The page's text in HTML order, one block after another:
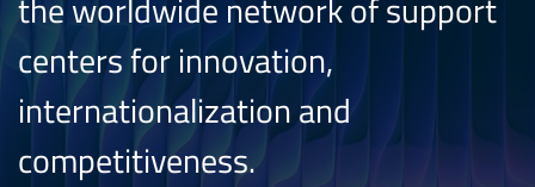
centers for innovation,
internationalization and
competitiveness.